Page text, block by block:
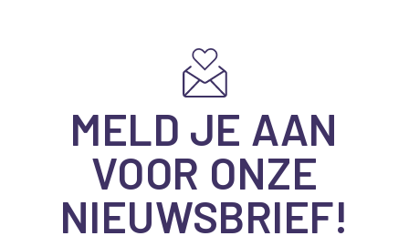
MELD JE AAN
VOOR ONZE
NIEUWSBRIEF!